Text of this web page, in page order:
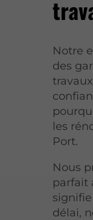
Notre
des
les
Port.
Nous
parfait
délai,